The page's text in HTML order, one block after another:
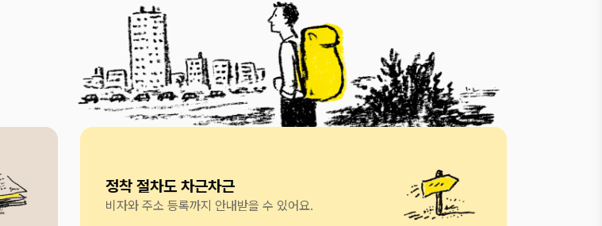
정착 절차도 차근차근
비자와 주소 등록까지 안내받을 수 있어요.